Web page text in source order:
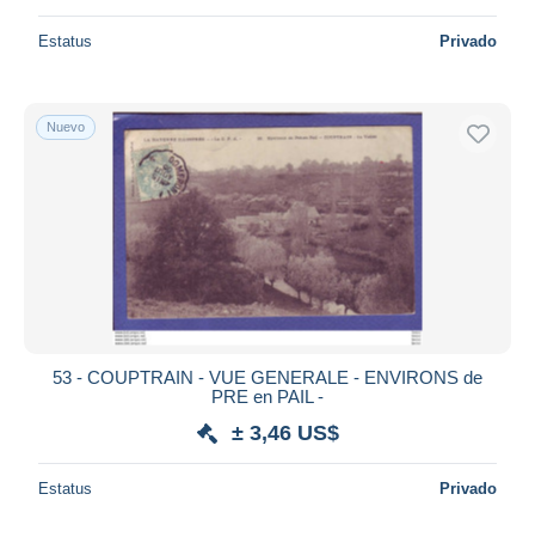
Estatus Privado
Nuevo
53 - COUPTRAIN - VUE GENERALE - ENVIRONS de
PRE en PAIL -
± 3,46 US$
Estatus Privado